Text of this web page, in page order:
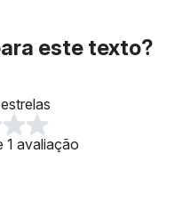
este texto?
1 avaliação